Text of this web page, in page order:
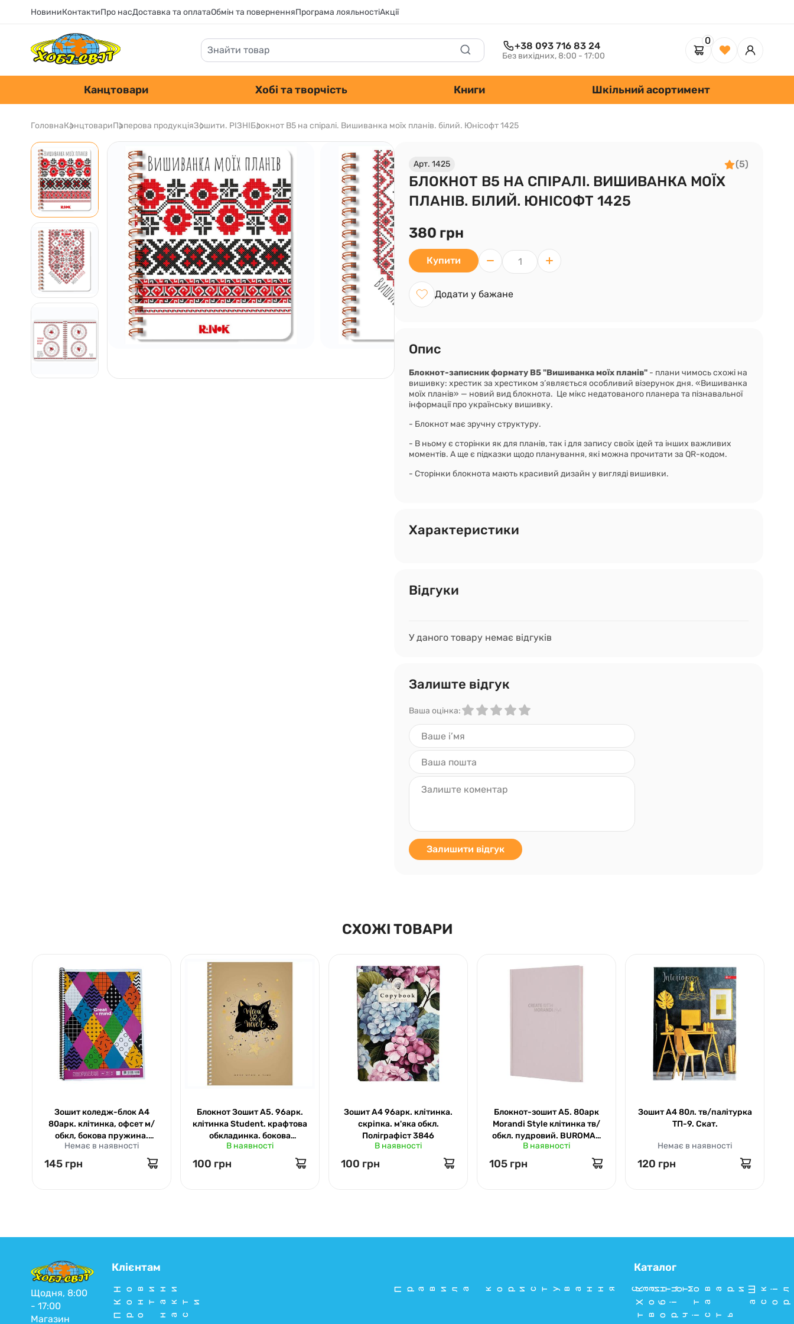
НовиниКонтактиПро насДоставка та оплатаОбмін та поверненняПрограма лояльностіАкції
+38 093 716 83 24
Без вихідних, 8:00 - 17:00
0
Канцтовари Хобі та творчість Книги Шкільний асортимент
ГоловнаКанцтовариПаперова продукціяЗошити. РІЗНІБлокнот В5 на спіралі. Вишиванка моїх планів. білий. Юнісофт 1425
Арт. 1425 (5)
БЛОКНОТ В5 НА СПІРАЛІ. ВИШИВАНКА МОЇХ
ПЛАНІВ. БІЛИЙ. ЮНІСОФТ 1425
380 грн
Купити
Додати у бажане
Опис
Блокнот-записник формату В5 "Вишиванка моїх планів" - плани чимось схожі на
вишивку: хрестик за хрестиком з’являється особливий візерунок дня. «Вишиванка
моїх планів» — новий вид блокнота. Це мікс недатованого планера та пізнавальної
інформації про українську вишивку.
- Блокнот має зручну структуру.
- В ньому є сторінки як для планів, так і для запису своїх ідей та інших важливих
моментів. А ще є підказки щодо планування, які можна прочитати за QR-кодом.
- Сторінки блокнота мають красивий дизайн у вигляді вишивки.
Характеристики
Відгуки
У даного товару немає відгуків
Залиште відгук
Ваша оцінка:
Залишити відгук
СХОЖІ ТОВАРИ
Зошит коледж-блок А4
80арк. клітинка, офсет м/
обкл, бокова пружина.
Печворк Студент. 080-6513
Немає в наявності
145 грн
Блокнот Зошит А5. 96арк.
клітинка Student. крафтова
обкладинка. бокова
пружина. Школярик. 96-
В наявності
100 грн
Зошит А4 96арк. клітинка.
скріпка. м'яка обкл.
Поліграфіст 3846
В наявності
100 грн
Блокнот-зошит А5. 80арк
Morandi Style клітинка тв/
обкл. пудровий. BUROMAX
2411-57
В наявності
105 грн
Зошит А4 80л. тв/палітурка
ТП-9. Скат.
Немає в наявності
120 грн
Щодня, 8:00
- 17:00
Магазин
Клієнтам
Новини
Контакти
Про нас
Правила користування сайтом
Каталог
Канцтовари
Хобі та
творчість